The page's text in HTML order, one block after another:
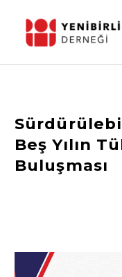
Beş Yılın
Buluşması